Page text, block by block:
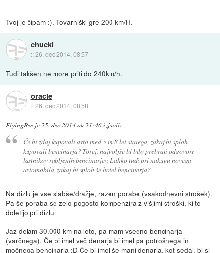
Tvoj je čipam :). Tovarniški gre 200 km/H.
chucki
::26. dec 2014, 08:57
Tudi takšen ne more priti do 240km/h.
oracle
::26. dec 2014, 08:58
FlyingBee je25. dec 2014 ob 21:46izjavil:
Če bi zdaj kupovali avto med 5 in 8 let starega, zakaj bi sploh
kupovali bencinarja? Torej, najboljše bi bilo prebrati odgovore
lastnikov rabljenih bencinarjev. Lahko tudi pri nakupu novega
avtomobila, zakaj bi sploh še hotel bencinarja?
Na dizlu je vse slabše/dražje, razen porabe (vsakodnevni strošek).
Pa še poraba se zelo pogosto kompenzira z višjimi stroški, ki te
doletijo pri dizlu.
Jaz delam 30.000 km na leto, pa mam vseeno bencinarja
(varčnega). Če bi imel več denarja bi imel pa potrošnega in
močnega bencinarja :D Če bi imel še manj denarja, kot sedaj, bi si